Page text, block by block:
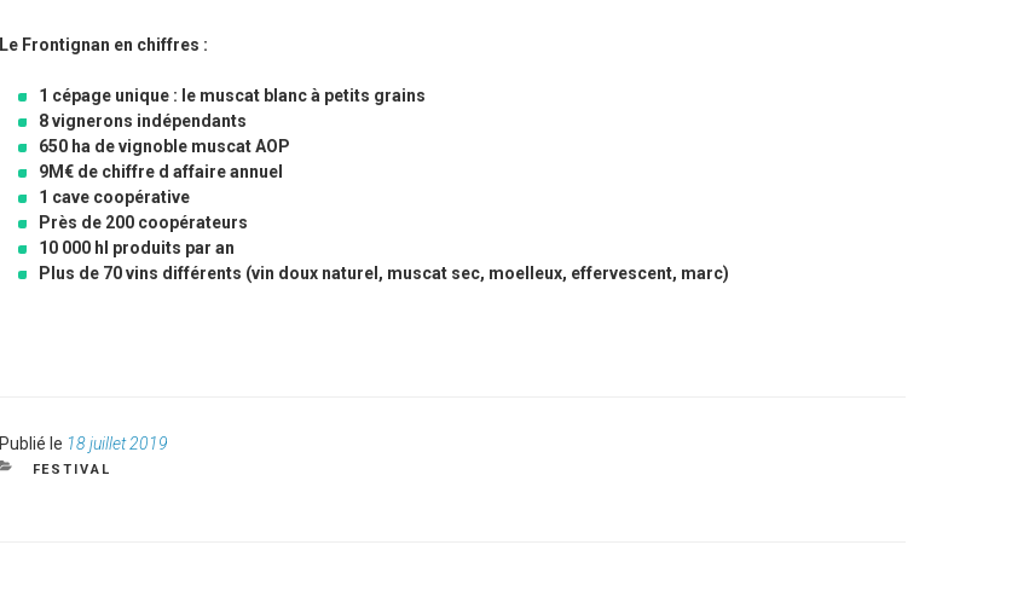
Le Frontignan en chiffres :
1 cépage unique : le muscat blanc à petits grains
8 vignerons indépendants
650 ha de vignoble muscat AOP
9M€ de chiffre d affaire annuel
1 cave coopérative
Près de 200 coopérateurs
10 000 hl produits par an
Plus de 70 vins différents (vin doux naturel, muscat sec, moelleux, effervescent, marc)
Publié le Publié
le
18 juillet 2019
CATÉGORIES
FESTIVAL